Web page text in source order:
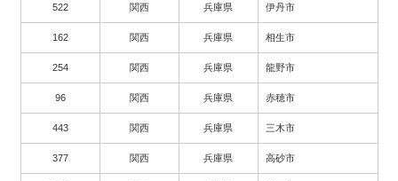
522 関西 兵庫県 伊丹市
162 関西 兵庫県 相生市
254 関西 兵庫県 龍野市
96 関西 兵庫県 赤穂市
443 関西 兵庫県 三木市
377 関西 兵庫県 高砂市